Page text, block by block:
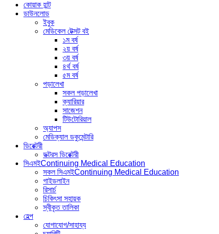
কোয়াক হান্ট
ডাউনলোড
ইবুক
মেডিকেল টেক্সট বই
১ম বর্ষ
২য় বর্ষ
৩য় বর্ষ
৪র্থ বর্ষ
৫ম বর্ষ
পড়ালেখা
সকল পড়ালেখা
ক্যারিয়ার
সাজেশন
টিউটোরিয়াল
অ্যাপস
মেডিক্যাল ডকুমেন্টারি
ডিরেক্টরী
ডক্টরস ডিরেক্টরী
সিএমইContinuing Medical Education
সকল সিএমইContinuing Medical Education
গাইডলাইন
রিসার্চ
চিকিৎসা সহায়ক
স্বীকৃত তালিকা
হেল্প
যোগাযোগ/সাহায্য